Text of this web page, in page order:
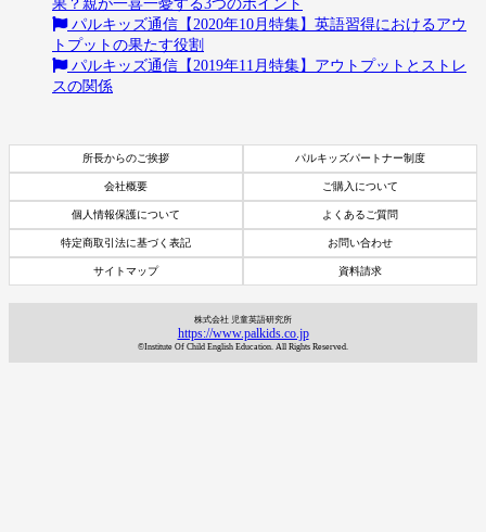
果？親が一喜一憂する3つのポイント
パルキッズ通信【2020年10月特集】英語習得におけるアウ
トプットの果たす役割
パルキッズ通信【2019年11月特集】アウトプットとストレ
スの関係
所長からのご挨拶 パルキッズパートナー制度
会社概要 ご購入について
個人情報保護について よくあるご質問
特定商取引法に基づく表記 お問い合わせ
サイトマップ 資料請求
株式会社 児童英語研究所
https://www.palkids.co.jp
©Institute Of Child English Education. All Rights Reserved.